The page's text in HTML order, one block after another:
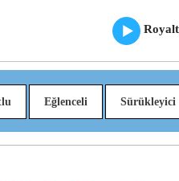
Eğlenceli Sürükleyici